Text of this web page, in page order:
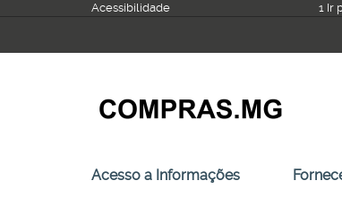
o
Acessibilidade 1 Ir
Acesso a Informações